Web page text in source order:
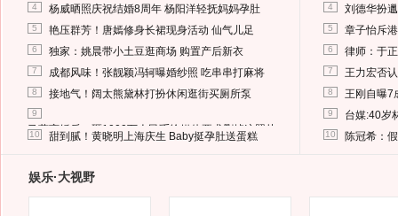
4 杨威晒照庆祝结婚8周年 杨阳洋轻抚妈妈孕肚
5 艳压群芳！唐嫣修身长裙现身活动 仙气儿足
6 独家：姚晨带小土豆逛商场 购置产后新衣
7 成都风味！张靓颖冯轲曝婚纱照 吃串串打麻将
8 接地气！阔太熊黛林打扮休闲逛街买厕所泵
9
马蓉离婚后，砸1000万人民币给媒体要求删掉这照片
10 甜到腻！黄晓明上海庆生 Baby挺孕肚送蛋糕
4 刘德华扮
5 章子怡斥
6 律师：于
7 王力宏否
8 王刚自曝7
9 台媒:40岁
10 陈冠希：
娱乐·大视野